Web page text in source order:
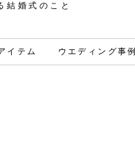
結婚式のこと
イテム ウエディング事